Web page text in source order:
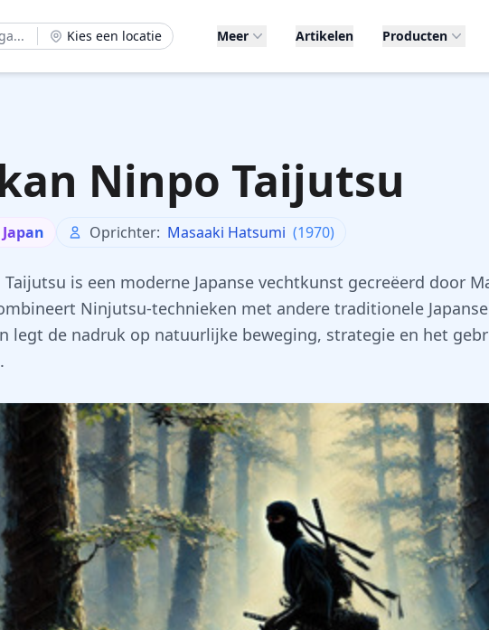
Kies een locatie Meer Artikelen Producten
Ninpo Taijutsu
Japan Oprichter: Masaaki Hatsumi (1970)
is een moderne Japanse vechtkunst gecreëerd door
Ninjutsu-technieken met andere traditionele Japanse
legt de nadruk op natuurlijke beweging, strategie en het